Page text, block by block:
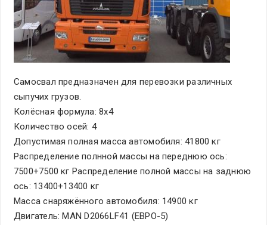
Самосвал предназначен для перевозки различных
сыпучих грузов.
Колёсная формула: 8х4
Количество осей: 4
Допустимая полная масса автомобиля: 41800 кг
Распределение полнной массы на переднюю ось:
7500+7500 кг Распределение полной массы на заднюю
ось: 13400+13400 кг
Масса снаряжённого автомобиля: 14900 кг
Двигатель: MAN D2066LF41 (ЕВРО-5)